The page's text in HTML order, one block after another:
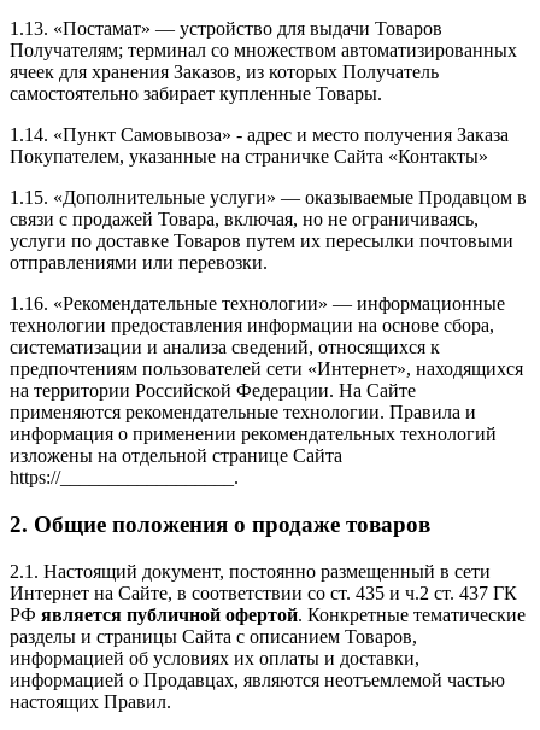
1.13. «Постамат» — устройство для выдачи Товаров
Получателям; терминал со множеством автоматизированных
ячеек для хранения Заказов, из которых Получатель
самостоятельно забирает купленные Товары.
1.14. «Пункт Самовывоза» - адрес и место получения Заказа
Покупателем, указанные на страничке Сайта «Контакты»
1.15. «Дополнительные услуги» — оказываемые Продавцом в
связи с продажей Товара, включая, но не ограничиваясь,
услуги по доставке Товаров путем их пересылки почтовыми
отправлениями или перевозки.
1.16. «Рекомендательные технологии» — информационные
технологии предоставления информации на основе сбора,
систематизации и анализа сведений, относящихся к
предпочтениям пользователей сети «Интернет», находящихся
на территории Российской Федерации. На Сайте
применяются рекомендательные технологии. Правила и
информация о применении рекомендательных технологий
изложены на отдельной странице Сайта
https://__________________.
2. Общие положения о продаже товаров
2.1. Настоящий документ, постоянно размещенный в сети
Интернет на Сайте, в соответствии со ст. 435 и ч.2 ст. 437 ГК
РФ является публичной офертой. Конкретные тематические
разделы и страницы Сайта с описанием Товаров,
информацией об условиях их оплаты и доставки,
информацией о Продавцах, являются неотъемлемой частью
настоящих Правил.